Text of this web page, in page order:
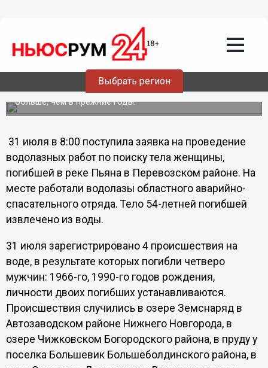
Выбрать регион
Вчера в реках Нижегородской области
утонуло пять человек
Об этом сообщает пресс-служба ГУ МЧС России по
Нижегородской области, еще раз подтверждая
нехорошую славу этого лета: утопленников в него
больше, чем в прежние годы.
31 июля в 8:00 поступила заявка на проведение
водолазных работ по поиску тела женщины,
погибшей в реке Пьяна в Перевозском районе. На
месте работали водолазы областного аварийно-
спасательного отряда. Тело 54-летней погибшей
извлечено из воды.
31 июля зарегистрировано 4 происшествия на
воде, в результате которых погибли четверо
мужчин: 1966-го, 1990-го годов рождения,
личности двоих погибших устанавливаются.
Происшествия случились в озере Земснаряд в
Автозаводском районе Нижнего Новгорода, в
озере Чижковском Богородского района, в пруду у
поселка Большевик Большеболдинского района, в